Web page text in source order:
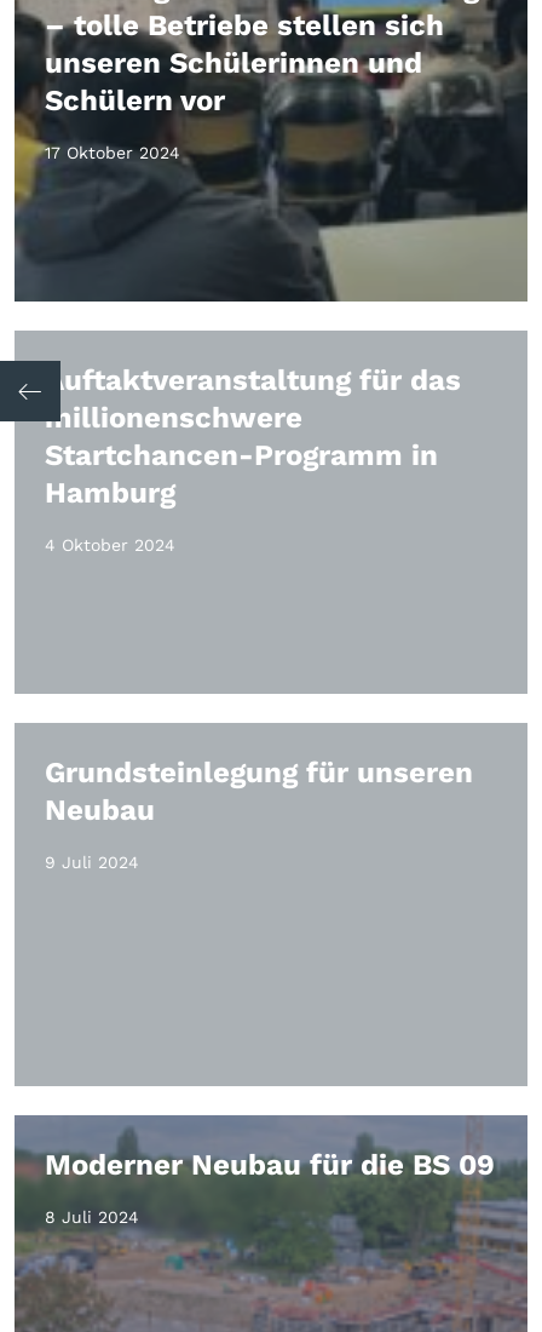
– tolle Betriebe stellen sich
unseren Schülerinnen und
Schülern vor
17 Oktober 2024
Auftaktveranstaltung für das
millionenschwere
Startchancen-Programm in
Hamburg
4 Oktober 2024
Grundsteinlegung für unseren
Neubau
9 Juli 2024
Moderner Neubau für die BS 09
8 Juli 2024